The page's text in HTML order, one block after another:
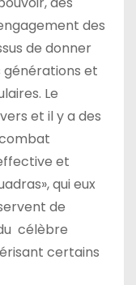
des
de donner
générations et
Le
et il y a des
et
qui eux
de
célèbre
certains